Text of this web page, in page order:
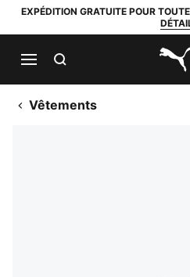
EXPÉDITION GRATUITE POUR
Vêtements